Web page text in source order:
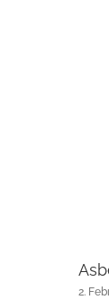
2.